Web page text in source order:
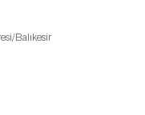
Balıkesir